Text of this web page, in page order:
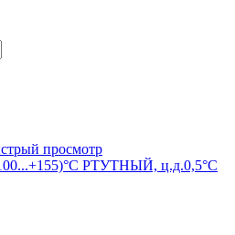
просмотр
РТУТНЫЙ, ц.д.0,5°С